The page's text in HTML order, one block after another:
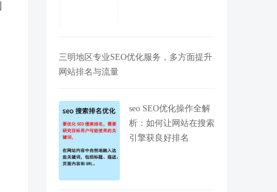
三明地区专业SEO优化服务，多方面提升
网站排名与流量
seo SEO优化操作全解
析：如何让网站在搜索
引擎获良好排名